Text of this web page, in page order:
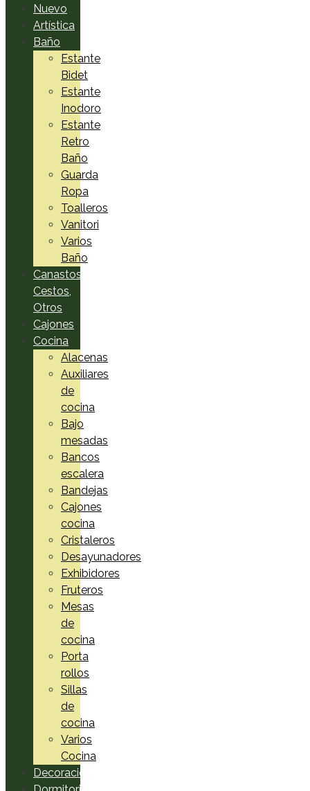
Nuevo
Artística
Baño
Estante
Bidet
Estante
Inodoro
Estante
Retro
Baño
Guarda
Ropa
Toalleros
Vanitori
Varios
Baño
Canastos,
Cestos,
Otros
Cajones
Cocina
Alacenas
Auxiliares
de
cocina
Bajo
mesadas
Bancos
escalera
Bandejas
Cajones
cocina
Cristaleros
Desayunadores
Exhibidores
Fruteros
Mesas
de
cocina
Porta
rollos
Sillas
de
cocina
Varios
Cocina
Decoración